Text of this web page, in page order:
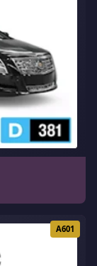
A601